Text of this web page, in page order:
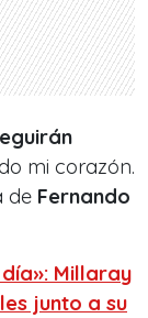
mi corazón.
de Fernando
Millaray
junto a su